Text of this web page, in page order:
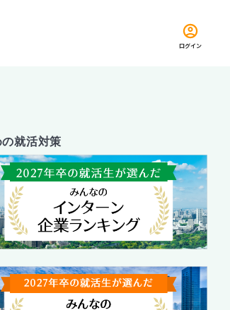
ログイン
就活対策